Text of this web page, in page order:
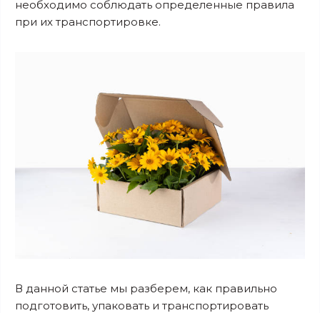
необходимо соблюдать определенные правила
при их транспортировке.
В данной статье мы разберем, как правильно
подготовить, упаковать и транспортировать